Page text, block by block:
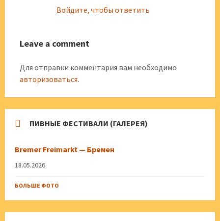
Войдите, чтобы ответить
Leave a comment
Для отправки комментария вам необходимо
авторизоваться.
ПИВНЫЕ ФЕСТИВАЛИ (ГАЛЕРЕЯ)
Bremer Freimarkt — Бремен
18.05.2026
БОЛЬШЕ ФОТО